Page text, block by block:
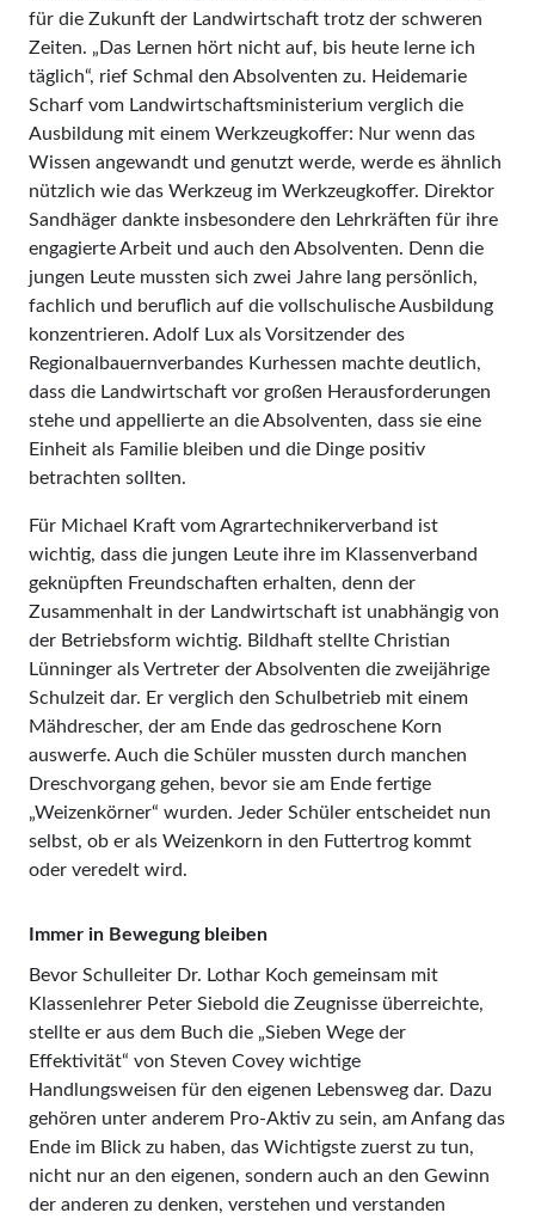
für die Zukunft der Landwirtschaft trotz der schweren
Zeiten. „Das Lernen hört nicht auf, bis heute lerne ich
täglich“, rief Schmal den Absolventen zu. Heidemarie
Scharf vom Landwirtschaftsministerium verglich die
Ausbildung mit einem Werkzeugkoffer: Nur wenn das
Wissen angewandt und genutzt werde, werde es ähnlich
nützlich wie das Werkzeug im Werkzeugkoffer. Direktor
Sandhäger dankte insbesondere den Lehrkräften für ihre
engagierte Arbeit und auch den Absolventen. Denn die
jungen Leute mussten sich zwei Jahre lang persönlich,
fachlich und beruflich auf die vollschulische Ausbildung
konzentrieren. Adolf Lux als Vorsitzender des
Regionalbauernverbandes Kurhessen machte deutlich,
dass die Landwirtschaft vor großen Herausforderungen
stehe und appellierte an die Absolventen, dass sie eine
Einheit als Familie bleiben und die Dinge positiv
betrachten sollten.
Für Michael Kraft vom Agrartechnikerverband ist
wichtig, dass die jungen Leute ihre im Klassenverband
geknüpften Freundschaften erhalten, denn der
Zusammenhalt in der Landwirtschaft ist unabhängig von
der Betriebsform wichtig. Bildhaft stellte Christian
Lünninger als Vertreter der Absolventen die zweijährige
Schulzeit dar. Er verglich den Schulbetrieb mit einem
Mähdrescher, der am Ende das gedroschene Korn
auswerfe. Auch die Schüler mussten durch manchen
Dreschvorgang gehen, bevor sie am Ende fertige
„Weizenkörner“ wurden. Jeder Schüler entscheidet nun
selbst, ob er als Weizenkorn in den Futtertrog kommt
oder veredelt wird.
Immer in Bewegung bleiben
Bevor Schulleiter Dr. Lothar Koch gemeinsam mit
Klassenlehrer Peter Siebold die Zeugnisse überreichte,
stellte er aus dem Buch die „Sieben Wege der
Effektivität“ von Steven Covey wichtige
Handlungsweisen für den eigenen Lebensweg dar. Dazu
gehören unter anderem Pro-Aktiv zu sein, am Anfang das
Ende im Blick zu haben, das Wichtigste zuerst zu tun,
nicht nur an den eigenen, sondern auch an den Gewinn
der anderen zu denken, verstehen und verstanden